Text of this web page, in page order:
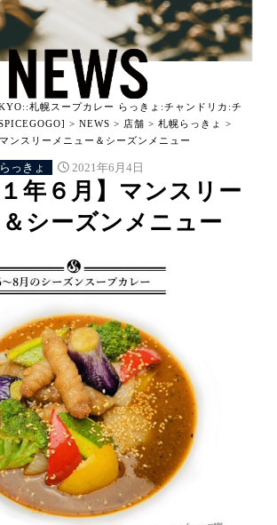
札幌スープカレー らっきょ:チャンドリカ:チ
>NEWS > 店舗 >札幌らっきょ
>
ンスリーメニュー＆シーズンメニュー
っきょ 2021年6月4日
１年６月】マンスリー
シーズンメニュー